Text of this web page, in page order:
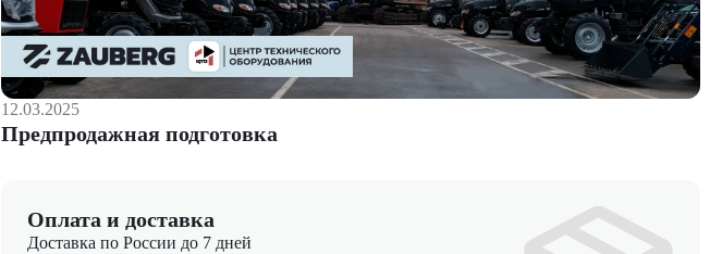
12.03.2025
Предпродажная подготовка
Оплата и доставка
Доставка по России до 7 дней